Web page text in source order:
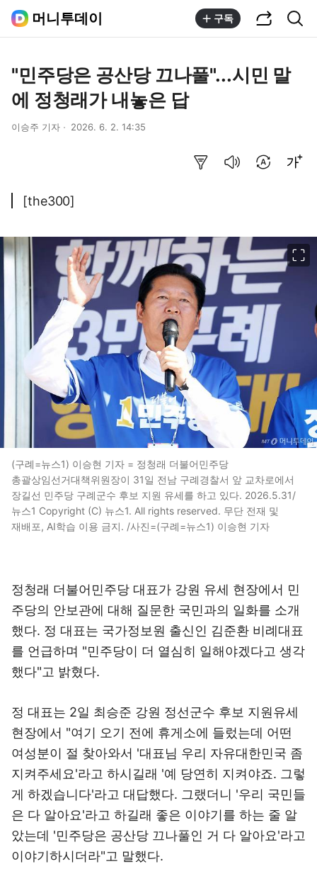
머니투데이 구독
"민주당은 공산당 끄나풀"...시민 말
에 정청래가 내놓은 답
이승주 기자 2026. 6. 2. 14:35
[the300]
(구례=뉴스1) 이승현 기자 = 정청래 더불어민주당
총괄상임선거대책위원장이 31일 전남 구례경찰서 앞 교차로에서
장길선 민주당 구례군수 후보 지원 유세를 하고 있다. 2026.5.31/
뉴스1 Copyright (C) 뉴스1. All rights reserved. 무단 전재 및
재배포, AI학습 이용 금지. /사진=(구례=뉴스1) 이승현 기자
정청래 더불어민주당 대표가 강원 유세 현장에서 민
주당의 안보관에 대해 질문한 국민과의 일화를 소개
했다. 정 대표는 국가정보원 출신인 김준환 비례대표
를 언급하며 "민주당이 더 열심히 일해야겠다고 생각
했다"고 밝혔다.
정 대표는 2일 최승준 강원 정선군수 후보 지원유세
현장에서 "여기 오기 전에 휴게소에 들렀는데 어떤
여성분이 절 찾아와서 '대표님 우리 자유대한민국 좀
지켜주세요'라고 하시길래 '예 당연히 지켜야죠. 그렇
게 하겠습니다'라고 대답했다. 그랬더니 '우리 국민들
은 다 알아요'라고 하길래 좋은 이야기를 하는 줄 알
았는데 '민주당은 공산당 끄나풀인 거 다 알아요'라고
이야기하시더라"고 말했다.